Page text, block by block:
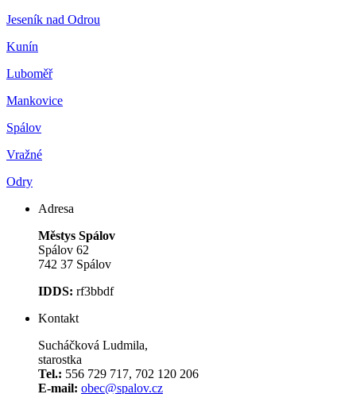
Jeseník nad Odrou
Kunín
Luboměř
Mankovice
Spálov
Vražné
Odry
Adresa
Městys Spálov
Spálov 62
742 37 Spálov
IDDS: rf3bbdf
Kontakt
Sucháčková Ludmila,
starostka
Tel.: 556 729 717, 702 120 206
E-mail: obec@spalov.cz